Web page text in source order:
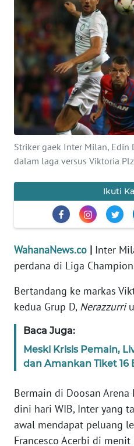
Striker gaek Inter Milan, Edin
dalam laga versus Viktoria
Ikuti
WahanaNews.co | Inter
perdana di Liga
Bertandang ke markas
kedua Grup D, Nerazzurri
Baca Juga:
Meski Krisis Pemain,
dan Amankan Tiket 16
Bermain di Doosan
dini hari WIB, Inter yang
awal mendapat peluang
Francesco Acerbi di
SAINS-TEKNO
KESEHATAN
INTERNASIONAL
SERBA-SERBI
PENDIDIKAN
EDITORIAL
Informasi
INDEKS
BERITA
KONTAK
KAMI
IKLAN